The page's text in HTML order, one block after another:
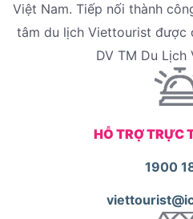
Việt Nam. Tiếp nối thành
tâm du lịch Viettourist được
DV TM Du Lịch
HỖ TRỢ TRỰC
1900